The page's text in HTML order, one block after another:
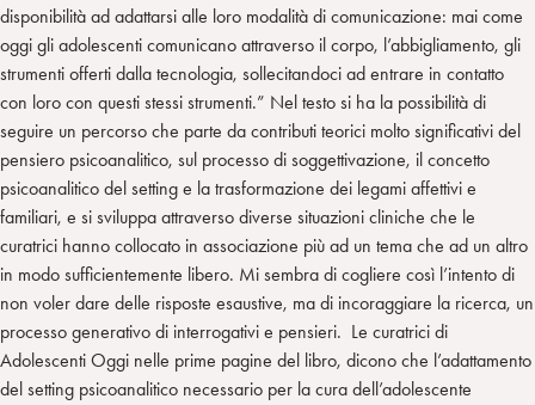
disponibilità ad adattarsi alle loro modalità di comunicazione: mai come
oggi gli adolescenti comunicano attraverso il corpo, l’abbigliamento, gli
strumenti offerti dalla tecnologia, sollecitandoci ad entrare in contatto
con loro con questi stessi strumenti.” Nel testo si ha la possibilità di
seguire un percorso che parte da contributi teorici molto significativi del
pensiero psicoanalitico, sul processo di soggettivazione, il concetto
psicoanalitico del setting e la trasformazione dei legami affettivi e
familiari, e si sviluppa attraverso diverse situazioni cliniche che le
curatrici hanno collocato in associazione più ad un tema che ad un altro
in modo sufficientemente libero. Mi sembra di cogliere così l’intento di
non voler dare delle risposte esaustive, ma di incoraggiare la ricerca, un
processo generativo di interrogativi e pensieri. Le curatrici di
Adolescenti Oggi nelle prime pagine del libro, dicono che l’adattamento
del setting psicoanalitico necessario per la cura dell’adolescente